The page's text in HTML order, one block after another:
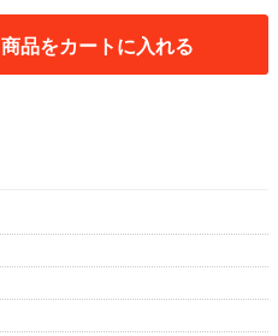
商品をカートに入れる